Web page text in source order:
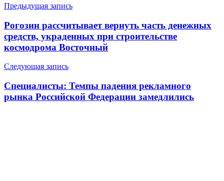
Навигация
по
записям
Предыдущая запись
Рогозин рассчитывает вернуть часть денежных
средств, украденных при строительстве
космодрома Восточный
Следующая запись
Специалисты: Темпы падения рекламного
рынка Российской Федерации замедлились